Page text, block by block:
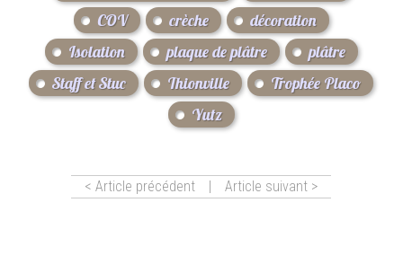
COV
crèche
décoration
Isolation
plaque de plâtre
plâtre
Staff et Stuc
Thionville
Trophée Placo
Yutz
< Article précédent | Article suivant >